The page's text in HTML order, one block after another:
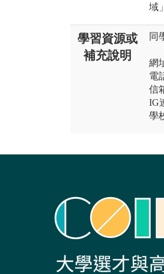
域
學習資源或
補充說明
同
網
電
信
IG
學